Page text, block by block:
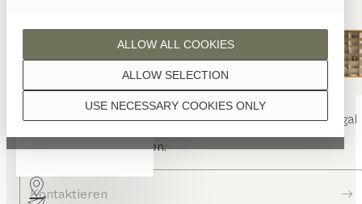
USE NECESSARY COOKIES ONLY
ALLOW SELECTION
ALLOW ALL COOKIES
nyaTisch nyaStuhl filignoRegal
TEAM 7 KONTAKTIEREN
Schreiben Sie uns. Das TEAM 7 Team beantwortet
Ihnen gerne Ihre Fragen.
Kontaktieren